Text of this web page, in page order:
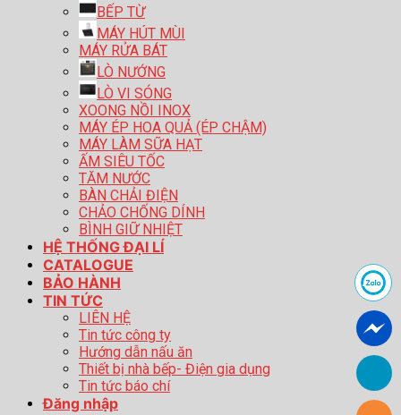
BẾP TỪ
MÁY HÚT MÙI
MÁY RỬA BÁT
LÒ NƯỚNG
LÒ VI SÓNG
XOONG NỒI INOX
MÁY ÉP HOA QUẢ (ÉP CHẬM)
MÁY LÀM SỮA HẠT
ẤM SIÊU TỐC
TĂM NƯỚC
BÀN CHẢI ĐIỆN
CHẢO CHỐNG DÍNH
BÌNH GIỮ NHIỆT
HỆ THỐNG ĐẠI LÍ
CATALOGUE
BẢO HÀNH
TIN TỨC
LIÊN HỆ
Tin tức công ty
Hướng dẫn nấu ăn
Thiết bị nhà bếp- Điện gia dụng
Tin tức báo chí
Đăng nhập